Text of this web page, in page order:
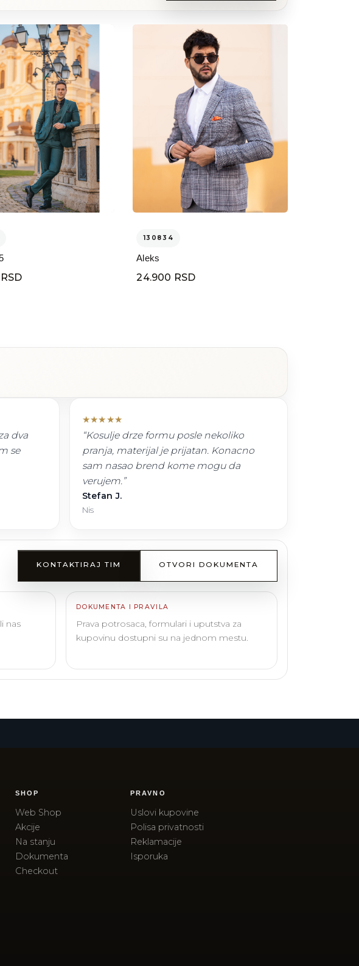
130834
Aleks
24.900 RSD
dva
se
★★★★★
“Kosulje drze formu posle nekoliko
pranja, materijal je prijatan. Konacno
sam nasao brend kome mogu da
verujem.”
Stefan J.
Nis
KONTAKTIRAJ TIM OTVORI DOKUMENTA
nas
DOKUMENTA I PRAVILA
Prava potrosaca, formulari i uputstva za
kupovinu dostupni su na jednom mestu.
SHOP
Web Shop
Akcije
Na stanju
Dokumenta
Checkout
PRAVNO
Uslovi kupovine
Polisa privatnosti
Reklamacije
Isporuka